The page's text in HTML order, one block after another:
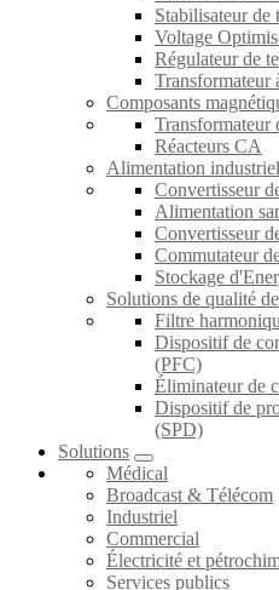
Stabilisateur de
Voltage
Régulateur de
Transformateur
Composants
Transformateur
Réacteurs CA
Alimentation
Convertisseur
Alimentation
Convertisseur
Commutateur
Stockage
Solutions de qualité
Filtre
Dispositif de
(PFC)
Éliminateur de
Dispositif de
(SPD)
Solutions
Médical
Broadcast & Télécom
Industriel
Commercial
Électricité et
Services publics